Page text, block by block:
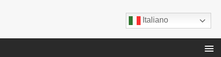
Italiano